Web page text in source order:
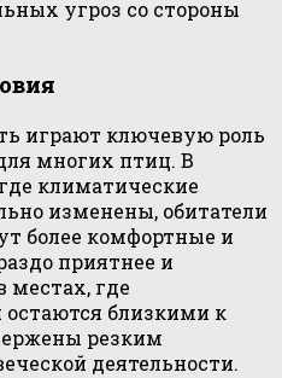
угроз со стороны
играют ключевую роль
многих птиц. В
климатические
изменены, обитатели
более комфортные и
приятнее и
местах, где
близкими к
резким
деятельности.